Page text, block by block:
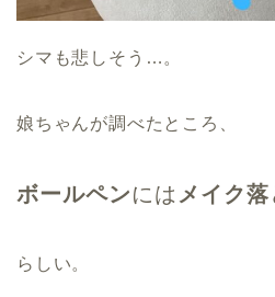
シマも悲しそう…。
娘ちゃんが調べたところ、
ボールペンには メイク落
らしい。